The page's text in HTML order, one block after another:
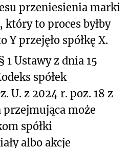
przeniesienia marki
który to proces byłby
Y przejęło spółkę X.
1 Ustawy z dnia 15
spółek
U. z 2024 r. poz. 18 z
przejmująca może
spółki
albo akcje